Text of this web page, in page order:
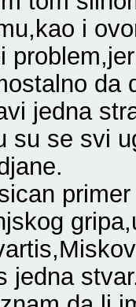
i
da
jedna
su se svi
jedna